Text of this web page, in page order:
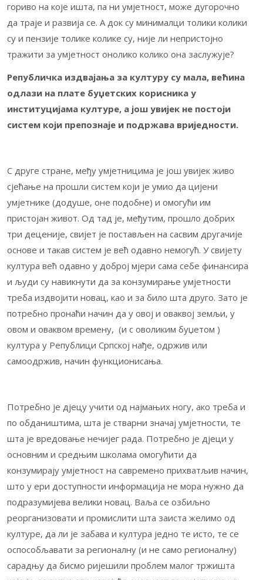
гориво на које ишта, па ни умјетност, може дугорочно
да траје и развија се. А док су минималци толики колики
су и пензије толике колике су, није ли непристојно
тражити за умјетност онолико колико она заслужује?
Републичка издвајања за културу су мала, већина
одлази на плате буџетских корисника у
институцијама културе, а још увијек не постоји
систем који препознаје и подржава вриједности.
С друге стране, међу умјетницима је још увијек живо
сјећање на прошли систем који је умио да цијени
умјетнике (додуше, оне подобне) и омогући им
пристојан живот. Од тад је, међутим, прошло добрих
три деценије, свијет је постављен на сасвим другачије
основе и такав систем је већ одавно немогућ. У свијету
култура већ одавно у доброј мјери сама себе финансира
и људи су навикнути да за конзумирање умјетности
треба издвојити новац, као и за било шта друго. Зато је
потребно пронаћи начин да у овој и оваквој земљи, у
овом и оваквом времену, (и с оволиким буџетом )
култура у Републици Српској нађе, одржив или
самоодржив, начин функционисања.
Потребно је дјецу учити од најмањих ногу, ако треба и
по обдаништима, шта је стварни значај умјетности, те
шта је вредовање нечијег рада. Потребно је дјеци у
основним и средњим школама омогућити да
конзумирају умјетност на савремено прихватљив начин,
што у ери доступности информација не мора нужно да
подразумијева велики новац. Ваља се озбиљно
реорганизовати и промислити шта заиста желимо од
културе, да ли је забава и култура једно те исто, те се
оспособљавати за регионалну (и не само регионалну)
сарадњу да бисмо ријешили проблем малог тржишта